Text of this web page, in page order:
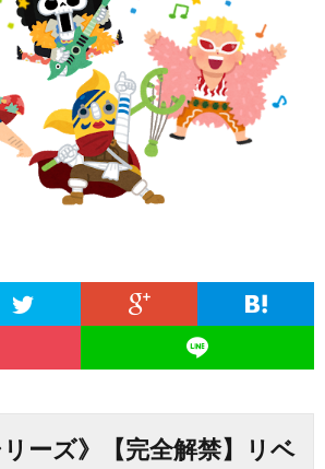
リーズ》【完全解禁】リベ